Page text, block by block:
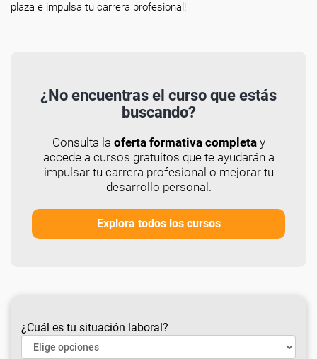
plaza e impulsa tu carrera profesional!
¿No encuentras el curso que estás
buscando?
Consulta la oferta formativa completay
accede a cursos gratuitos que te ayudarán a
impulsar tu carrera profesional o mejorar tu
desarrollo personal.
Explora todos los cursos
¿Cuál es tu situación laboral?